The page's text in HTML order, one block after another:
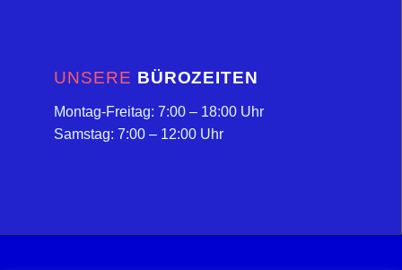
UNSERE BÜROZEITEN
Montag-Freitag: 7:00 – 18:00 Uhr
Samstag: 7:00 – 12:00 Uhr